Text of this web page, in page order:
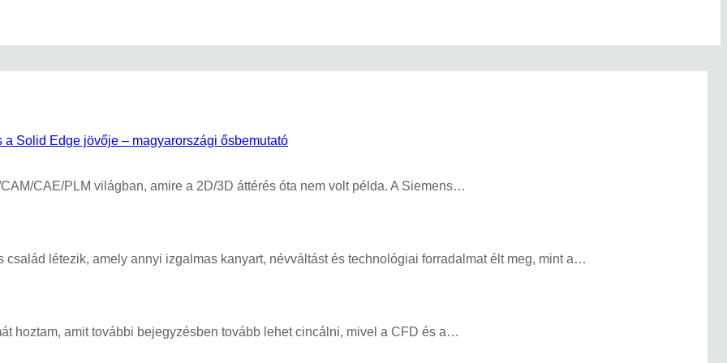
Solid Edge jövője – magyarországi ősbemutató
CAE/PLM világban, amire a 2D/3D áttérés óta nem volt példa. A Siemens…
létezik, amely annyi izgalmas kanyart, névváltást és technológiai forradalmat élt meg, mint a…
hoztam, amit további bejegyzésben tovább lehet cincálni, mivel a CFD és a…